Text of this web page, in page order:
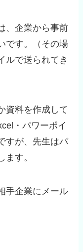
、企業から事前
です。（その場
ルで送られてき
資料を作成して
・パワーポイ
すが、先生はパ
ます。
手企業にメール